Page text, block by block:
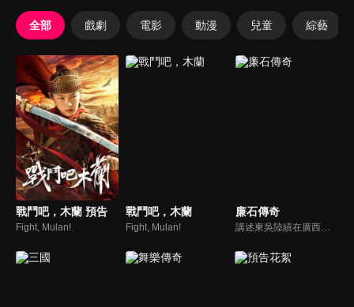
全部 戲劇 電影 動漫 兒童 綜藝
戰鬥吧，木蘭 預告
Fight, Mulan!
戰鬥吧，木蘭
Fight, Mulan!
廉石傳奇
講述東吳陸績在廣西鬱林任職期間，改革落後生產、提倡科教文化、為官剛直不阿、肅貪拒賄、兩袖清風、倡導廉政的故事。陸績的清廉自守，深得鬱林百姓的擁戴，當鬱林城大兵壓境的危急關頭，全城數萬百姓挺身而出，一場懸殊的奪城之戰，卻因為太守的一呼百應和百姓們的眾志成城而大獲全勝。